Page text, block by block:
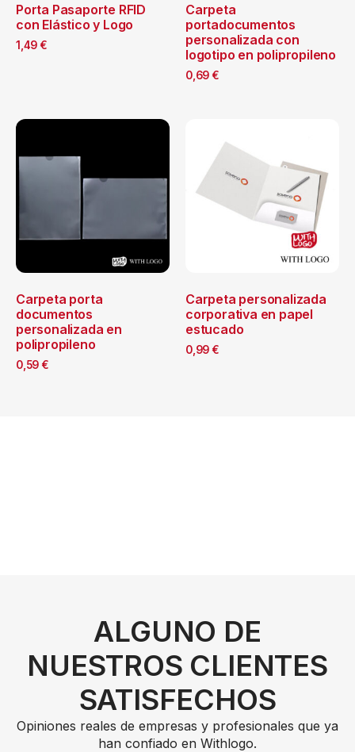
Porta Pasaporte RFID
con Elástico y Logo
1,49 €
Carpeta
portadocumentos
personalizada con
logotipo en polipropileno
0,69 €
Carpeta porta
documentos
personalizada en
polipropileno
0,59 €
Carpeta personalizada
corporativa en papel
estucado
0,99 €
ALGUNO DE
NUESTROS CLIENTES
SATISFECHOS
Opiniones reales de empresas y profesionales que ya
han confiado en Withlogo.